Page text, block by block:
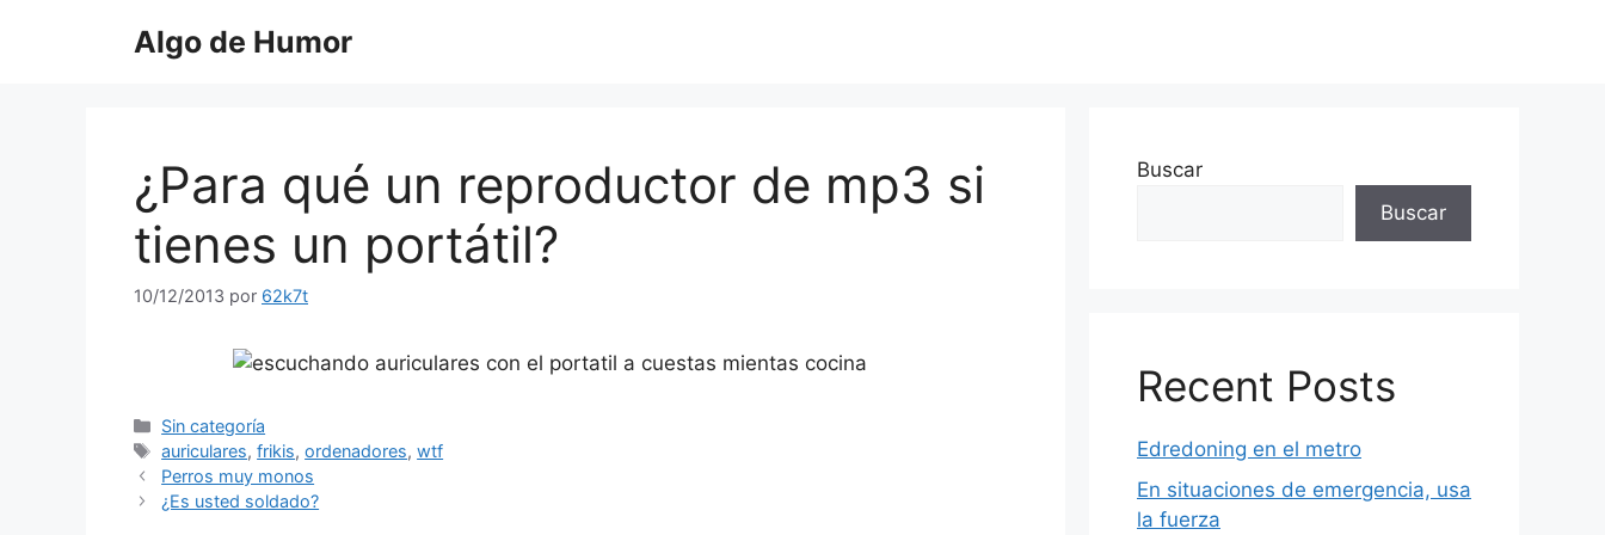
Algo de Humor
¿Para qué un reproductor de mp3 si
tienes un portátil?
10/12/2013 por 62k7t
Categorías
Sin categoría
Etiquetas
auriculares,frikis,ordenadores,wtf
Perros muy monos
¿Es usted soldado?
Buscar
Buscar
Recent Posts
Edredoning en el metro
En situaciones de emergencia, usa
la fuerza